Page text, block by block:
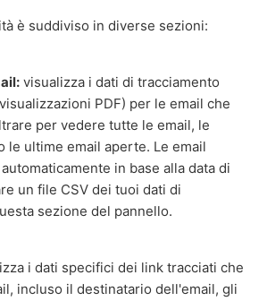
è suddiviso in diverse sezioni:
visualizza i dati di tracciamento
PDF) per le email che
per vedere tutte le email, le
le ultime email aperte. Le email
in base alla data di
un file CSV dei tuoi dati di
sezione del pannello.
i dati specifici dei link tracciati che
incluso il destinatario dell'email, gli